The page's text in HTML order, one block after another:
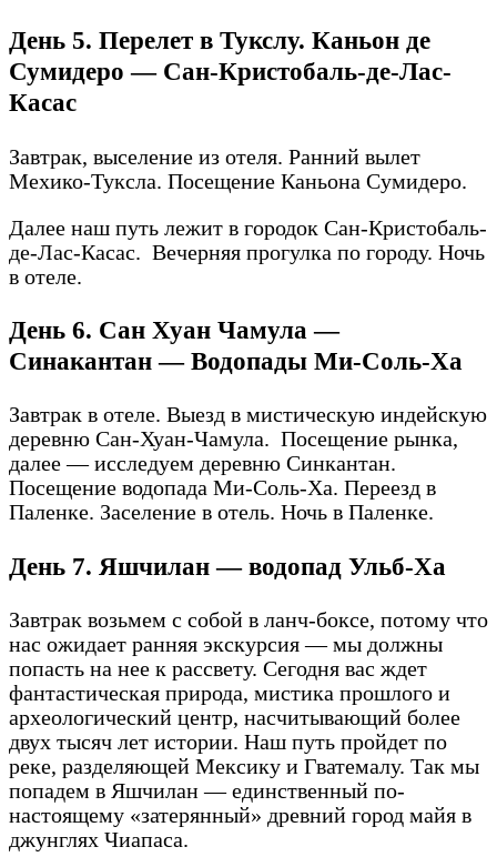
День 5. Перелет в Тукслу. Каньон де
Сумидеро — Сан-Кристобаль-де-Лас-
Касас
Завтрак, выселение из отеля. Ранний вылет
Мехико-Туксла. Посещение Каньона Сумидеро.
Далее наш путь лежит в городок Сан-Кристобаль-
де-Лас-Касас. Вечерняя прогулка по городу. Ночь
в отеле.
День 6. Сан Хуан Чамула —
Синакантан — Водопады Ми-Соль-Ха
Завтрак в отеле. Выезд в мистическую индейскую
деревню Сан-Хуан-Чамула. Посещение рынка,
далее — исследуем деревню Синкантан.
Посещение водопада Ми-Соль-Ха. Переезд в
Паленке. Заселение в отель. Ночь в Паленке.
День 7. Яшчилан — водопад Ульб-Ха
Завтрак возьмем с собой в ланч-боксе, потому что
нас ожидает ранняя экскурсия — мы должны
попасть на нее к рассвету. Сегодня вас ждет
фантастическая природа, мистика прошлого и
археологический центр, насчитывающий более
двух тысяч лет истории. Наш путь пройдет по
реке, разделяющей Мексику и Гватемалу. Так мы
попадем в Яшчилан — единственный по-
настоящему «затерянный» древний город майя в
джунглях Чиапаса.